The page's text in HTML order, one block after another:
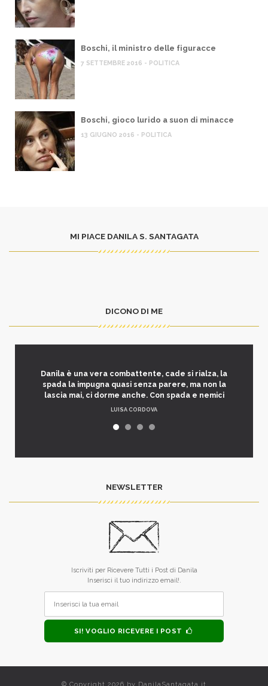
Boschi, il ministro delle figuracce
7 SETTEMBRE 2016 - POLITICA
Boschi, gioco lurido a suon di minacce
13 GIUGNO 2016 - POLITICA
MI PIACE DANILA S. SANTAGATA
DICONO DI ME
Danila è una vera combattente, cade si rialza, la
spada la impugna quasi senza parere, ma non la
lascia mai, ci dorme anche. Con spada e nemici
LUISA CORDOVA
NEWSLETTER
Iscriviti per Ricevere Tutti i Post di Danila
Inserisci il tuo indirizzo email!.
SI! VOGLIO RICEVERE I POST